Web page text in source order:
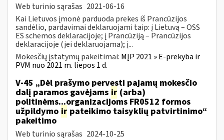
Web turinio sąrašas 2021-06-16
Kai Lietuvos įmonė parduoda prekes iš Prancūzijos
sandėlio, pardavimai deklaruojami taip: į Lietuvą – OSS
ES schemos deklaracijoje; į Prancūziją – Prancūzijos
deklaracijoje (jei deklaruojama); į...
Mokesčių įstatymų pakeitimai: MĮP 2021 » E-prekyba ir
PVM nuo 2021 m. liepos 1 d.
V-45 „Dėl prašymo pervesti pajamų mokesčio
dalį paramos gavėjams ir (arba)
politinėms...organizacijoms FR0512 formos
užpildymo ir pateikimo taisyklių patvirtinimo“
pakeitimo
Web turinio sąrašas 2024-10-25